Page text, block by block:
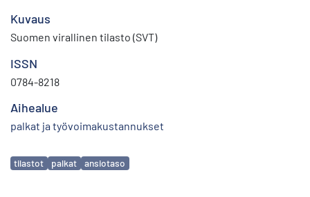
Kuvaus
Suomen virallinen tilasto (SVT)
ISSN
0784-8218
Aihealue
palkat ja työvoimakustannukset
Avainsanat
tilastot palkat ansiotaso